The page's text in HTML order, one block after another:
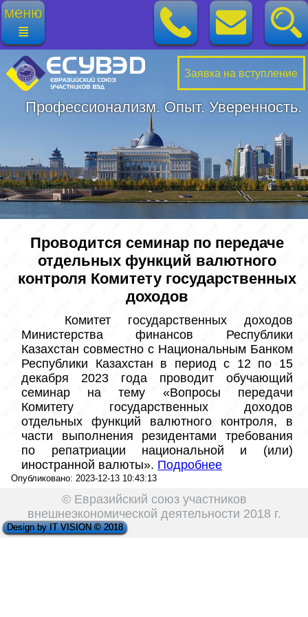
меню
≣
Профессионализм. Опыт. Уверенность.
Заявка на вступление
Проводится семинар по передаче
отдельных функций валютного
контроля Комитету государственных
доходов
Министерства финансов Республики
Казахстан совместно с Национальным Банком
Республики Казахстан в период с 12 по 15
декабря 2023 года проводит обучающий
семинар на тему «Вопросы передачи
Комитету государственных доходов
отдельных функций валютного контроля, в
части выполнения резидентами требования
по репатриации национальной и (или)
иностранной валюты». Подробнее
Опубликовано: 2023-12-13 10:43:13
© Евразийский союз участников
внешнеэкономической деятельности 2018 г.
Design by IT VISION © 2018